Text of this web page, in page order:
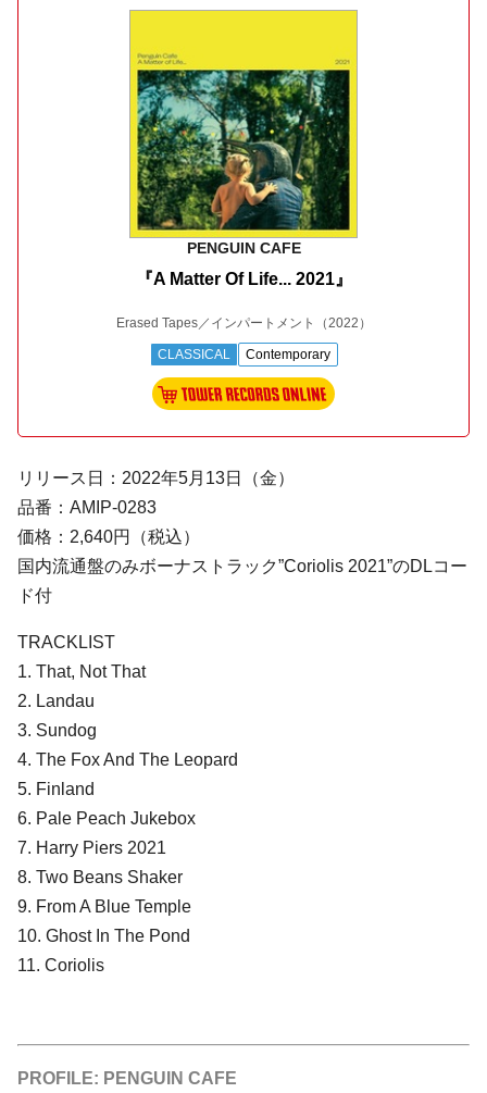
PENGUIN CAFE
『A Matter Of Life... 2021』
Erased Tapes／インパートメント （2022）
CLASSICAL Contemporary
リリース日：2022年5月13日（金）
品番：AMIP-0283
価格：2,640円（税込）
国内流通盤のみボーナストラック”Coriolis 2021”のDLコー
ド付
TRACKLIST
1. That, Not That
2. Landau
3. Sundog
4. The Fox And The Leopard
5. Finland
6. Pale Peach Jukebox
7. Harry Piers 2021
8. Two Beans Shaker
9. From A Blue Temple
10. Ghost In The Pond
11. Coriolis
PROFILE: PENGUIN CAFE